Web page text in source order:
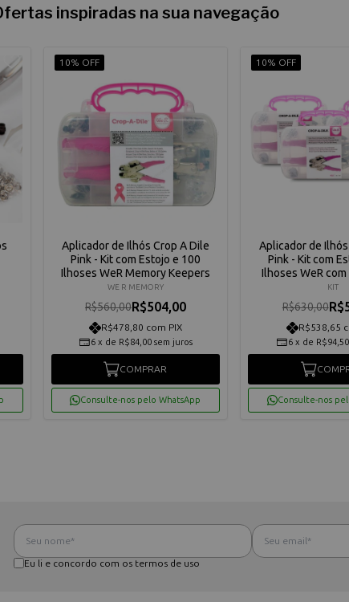
inspiradas na sua navegação
10% OFF
Aplicador de Ilhós Crop A Dile
Pink - Kit com Estojo e 100
Ilhoses WeR Memory Keepers
WE R MEMORY
R$560,00R$504,00
R$478,80 com PIX
6 x de R$84,00 sem juros
COMPRAR
Consulte-nos pelo WhatsApp
10% OFF
Aplicador de
Pink - Kit com
Ilhoses WeR
KIT
R$630,00
R$538,65
6 x de R$94,50
Consulte-nos
Eu li e concordo com os termos de uso